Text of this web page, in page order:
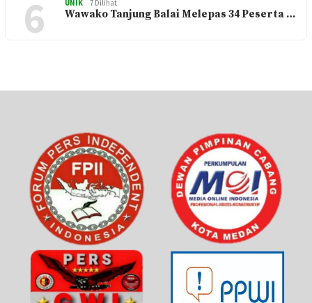
6 UNIK 7 Dilihat
Wawako Tanjung Balai Melepas 34 Peserta …